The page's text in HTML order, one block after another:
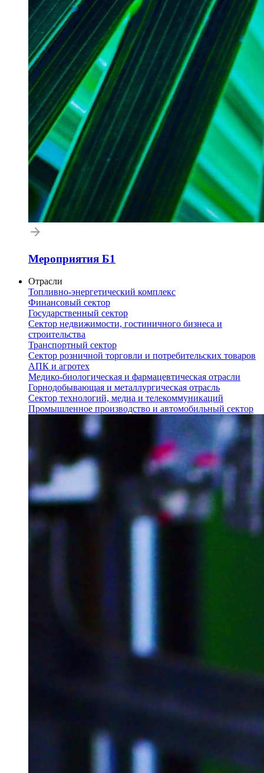
Мероприятия Б1
Отрасли
Топливно-энергетический комплекс
Финансовый сектор
Государственный сектор
Сектор недвижимости, гостиничного бизнеса и
строительства
Транспортный сектор
Сектор розничной торговли и потребительских товаров
АПК и агротех
Медико-биологическая и фармацевтическая отрасли
Горнодобывающая и металлургическая отрасль
Сектор технологий, медиа и телекоммуникаций
Промышленное производство и автомобильный сектор